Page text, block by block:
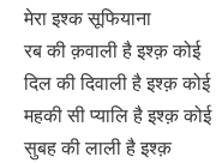
मेरा इश्क सूफियाना
रब की क़वाली है इश्क़ कोई
दिल की दिवाली है इश्क़ कोई
महकी सी प्यालि है इश्क़ कोई
सुबह की लाली है इश्क़